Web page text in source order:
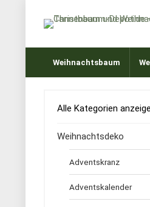
Weihnachtsbaum
Alle Kategorien
Weihnachtsdeko
Adventskranz
Adventskalender